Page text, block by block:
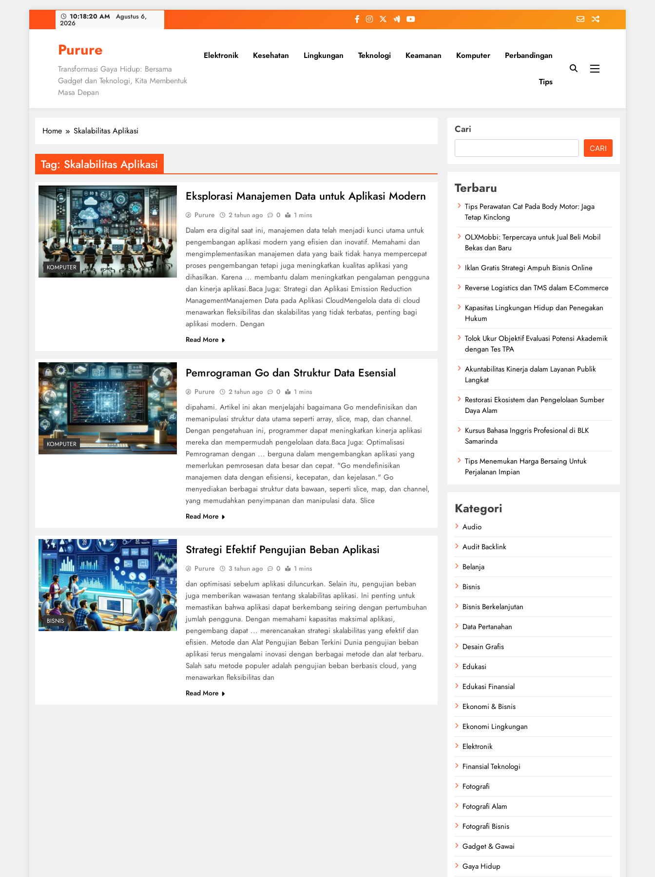
to
10:18:21 AM Agustus 6,
2026
Purure
Transformasi Gaya Hidup: Bersama
Gadget dan Teknologi, Kita Membentuk
Masa Depan
Elektronik Kesehatan Lingkungan Teknologi Keamanan Komputer Perbandingan
Tips
Home Skalabilitas Aplikasi
Tag: Skalabilitas Aplikasi
KOMPUTER
Eksplorasi Manajemen Data untuk Aplikasi Modern
Purure 2 tahun ago 0 1 mins
Dalam era digital saat ini, manajemen data telah menjadi kunci utama untuk
pengembangan aplikasi modern yang efisien dan inovatif. Memahami dan
mengimplementasikan manajemen data yang baik tidak hanya mempercepat
proses pengembangan tetapi juga meningkatkan kualitas aplikasi yang
dihasilkan. Karena ... membantu dalam meningkatkan pengalaman pengguna
dan kinerja aplikasi.Baca Juga: Strategi dan Aplikasi Emission Reduction
ManagementManajemen Data pada Aplikasi CloudMengelola data di cloud
menawarkan fleksibilitas dan skalabilitas yang tidak terbatas, penting bagi
aplikasi modern. Dengan
Read More
KOMPUTER
Pemrograman Go dan Struktur Data Esensial
Purure 2 tahun ago 0 1 mins
dipahami. Artikel ini akan menjelajahi bagaimana Go mendefinisikan dan
memanipulasi struktur data utama seperti array, slice, map, dan channel.
Dengan pengetahuan ini, programmer dapat meningkatkan kinerja aplikasi
mereka dan mempermudah pengelolaan data.Baca Juga: Optimalisasi
Pemrograman dengan ... berguna dalam mengembangkan aplikasi yang
memerlukan pemrosesan data besar dan cepat. "Go mendefinisikan
manajemen data dengan efisiensi, kecepatan, dan kejelasan." Go
menyediakan berbagai struktur data bawaan, seperti slice, map, dan channel,
yang memudahkan penyimpanan dan manipulasi data. Slice
Read More
BISNIS
Strategi Efektif Pengujian Beban Aplikasi
Purure 3 tahun ago 0 1 mins
dan optimisasi sebelum aplikasi diluncurkan. Selain itu, pengujian beban
juga memberikan wawasan tentang skalabilitas aplikasi. Ini penting untuk
memastikan bahwa aplikasi dapat berkembang seiring dengan pertumbuhan
jumlah pengguna. Dengan memahami kapasitas maksimal aplikasi,
pengembang dapat ... merencanakan strategi skalabilitas yang efektif dan
efisien. Metode dan Alat Pengujian Beban Terkini Dunia pengujian beban
aplikasi terus mengalami inovasi dengan berbagai metode dan alat terbaru.
Salah satu metode populer adalah pengujian beban berbasis cloud, yang
menawarkan fleksibilitas dan
Read More
Cari
CARI
Terbaru
Tips Perawatan Cat Pada Body Motor: Jaga
Tetap Kinclong
OLXMobbi: Terpercaya untuk Jual Beli Mobil
Bekas dan Baru
Iklan Gratis Strategi Ampuh Bisnis Online
Reverse Logistics dan TMS dalam E-Commerce
Kapasitas Lingkungan Hidup dan Penegakan
Hukum
Tolok Ukur Objektif Evaluasi Potensi Akademik
dengan Tes TPA
Akuntabilitas Kinerja dalam Layanan Publik
Langkat
Restorasi Ekosistem dan Pengelolaan Sumber
Daya Alam
Kursus Bahasa Inggris Profesional di BLK
Samarinda
Tips Menemukan Harga Bersaing Untuk
Perjalanan Impian
Kategori
Audio
Audit Backlink
Belanja
Bisnis
Bisnis Berkelanjutan
Data Pertanahan
Desain Grafis
Edukasi
Edukasi Finansial
Ekonomi & Bisnis
Ekonomi Lingkungan
Elektronik
Finansial Teknologi
Fotografi
Fotografi Alam
Fotografi Bisnis
Gadget & Gawai
Gaya Hidup